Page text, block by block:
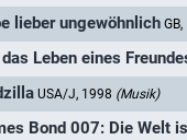
lieber ungewöhnlich
das Leben eines
USA/J, 1998 (Musik)
Bond 007: Die Welt